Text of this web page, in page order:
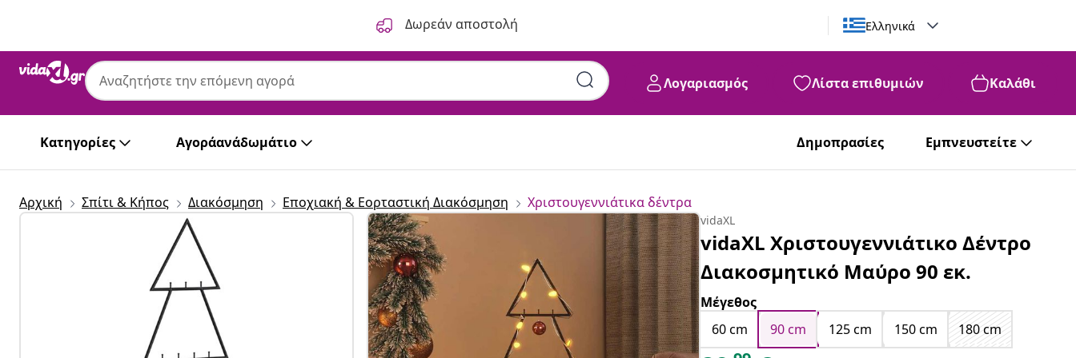
Δωρεάν αποστολή Ελληνικά
Λογαριασμός Λίστα επιθυμιών Καλάθι
Κατηγορίες Αγοράανάδωμάτιο Δημοπρασίες Εμπνευστείτε
Αρχική Σπίτι & Κήπος Διακόσμηση Εποχιακή & Εορταστική Διακόσμηση Χριστουγεννιάτικα δέντρα
vidaXL
vidaXL Χριστουγεννιάτικο Δέντρο
Διακοσμητικό Μαύρο 90 εκ.
Μέγεθος
60 cm
90 cm 125 cm 150 cm 180 cm